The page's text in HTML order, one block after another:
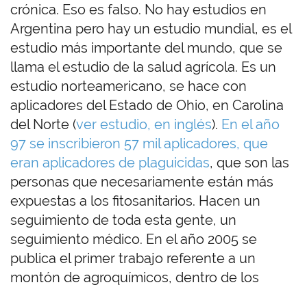
crónica. Eso es falso. No hay estudios en
Argentina pero hay un estudio mundial, es el
estudio más importante del mundo, que se
llama el estudio de la salud agrícola. Es un
estudio norteamericano, se hace con
aplicadores del Estado de Ohio, en Carolina
del Norte (ver estudio, en inglés). En el año
97 se inscribieron 57 mil aplicadores, que
eran aplicadores de plaguicidas, que son las
personas que necesariamente están más
expuestas a los fitosanitarios. Hacen un
seguimiento de toda esta gente, un
seguimiento médico. En el año 2005 se
publica el primer trabajo referente a un
montón de agroquímicos, dentro de los